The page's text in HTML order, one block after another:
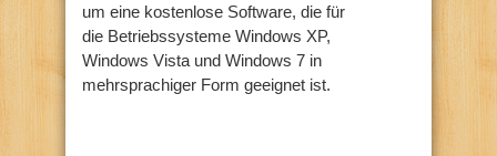
um eine kostenlose Software, die für
die Betriebssysteme Windows XP,
Windows Vista und Windows 7 in
mehrsprachiger Form geeignet ist.